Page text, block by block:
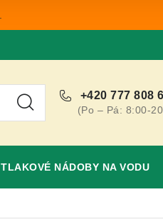
+420 777 808
(Po – Pá: 8:00-
TLAKOVÉ NÁDOBY NA VODU